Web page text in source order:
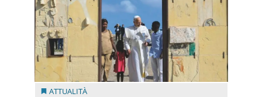
ATTUALITÀ